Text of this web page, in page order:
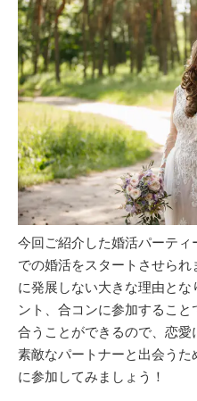
今回ご紹介した婚活パーテ
での婚活をスタートさせら
に発展しない大きな理由と
ント、合コンに参加するこ
合うことができるので、恋愛
素敵なパートナーと出会う
に参加してみましょう！